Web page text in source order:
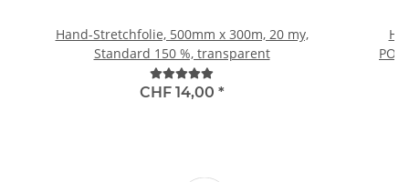
Hand-Stretchfolie, 500mm x 300m, 20 my,
Standard 150 %, transparent
CHF 14,00 *